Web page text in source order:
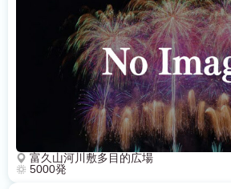
富久山河川敷多目的広場
5000発